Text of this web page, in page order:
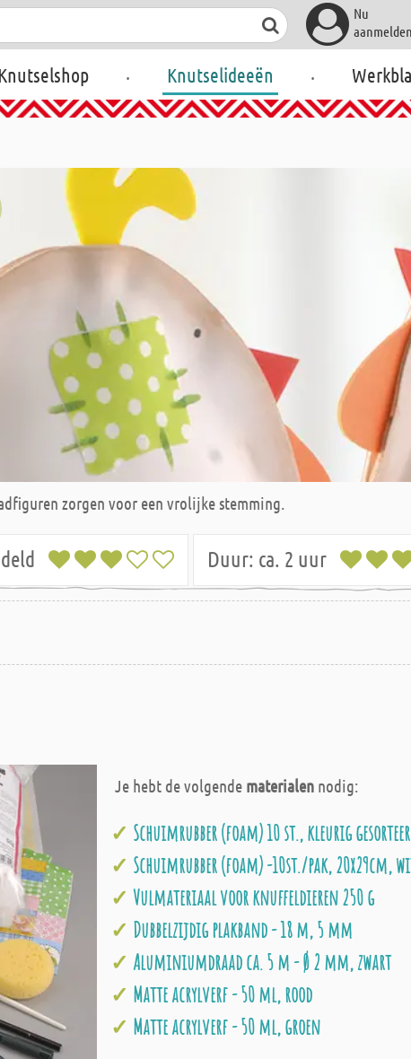
Nu
aanmelden
. Knutselideeën .
zorgen voor een vrolijke stemming.
Duur: ca. 2 uur
Je hebt de volgende materialen nodig:
Schuimrubber (foam) 10 st., kleurig
Schuimrubber (foam) -10st./pak, 20x29cm,
Vulmateriaal voor knuffeldieren 250 g
Dubbelzijdig plakband - 18 m, 5 mm
Aluminiumdraad ca. 5 m - Ø 2 mm, zwart
Matte acrylverf - 50 ml, rood
Matte acrylverf - 50 ml, groen